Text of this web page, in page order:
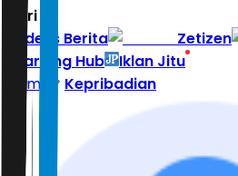
Hari ini
Indeks Berita
Zetizen
Learning Hub
Iklan Jitu
Home
Kepribadian